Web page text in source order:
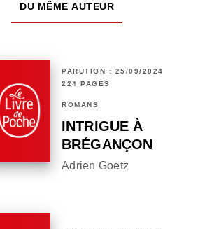
DU MÊME AUTEUR
PARUTION : 25/09/2024
224 PAGES
ROMANS
INTRIGUE À
BRÉGANÇON
Adrien Goetz